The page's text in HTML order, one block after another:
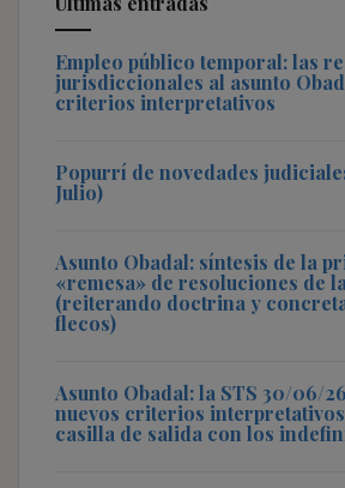
Empleo público temporal: las
jurisdiccionales al asunto
criterios interpretativos
Popurrí de novedades
Julio)
Asunto Obadal: síntesis de la
«remesa» de resoluciones de
(reiterando doctrina y
flecos)
Asunto Obadal: la STS 30/06/
nuevos criterios interpretativos
casilla de salida con los